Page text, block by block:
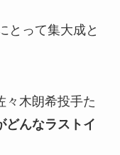
とって集大成と
々木朗希投手た
どんなラストイ